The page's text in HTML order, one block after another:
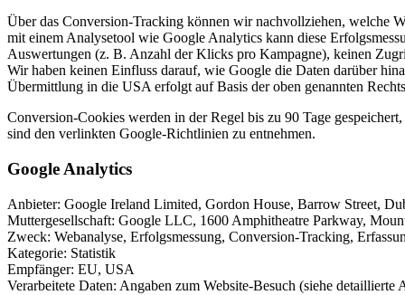
Über das Conversion-Tracking können wir nachvollziehen, welche
mit einem Analysetool wie Google Analytics kann diese
Auswertungen (z. B. Anzahl der Klicks pro Kampagne), keinen
Wir haben keinen Einfluss darauf, wie Google die Daten darüber
Übermittlung in die USA erfolgt auf Basis der oben genannten
Conversion-Cookies werden in der Regel bis zu 90 Tage
sind den verlinkten Google-Richtlinien zu entnehmen.
Google Analytics
Anbieter: Google Ireland Limited, Gordon House, Barrow Street,
Muttergesellschaft: Google LLC, 1600 Amphitheatre Parkway,
Zweck: Webanalyse, Erfolgsmessung, Conversion-Tracking,
Kategorie: Statistik
Empfänger: EU, USA
Verarbeitete Daten: Angaben zum Website-Besuch (siehe